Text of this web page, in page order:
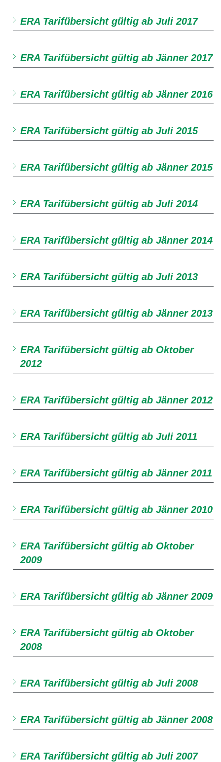
ERA Tarifübersicht gültig ab Juli 2017
ERA Tarifübersicht gültig ab Jänner 2017
ERA Tarifübersicht gültig ab Jänner 2016
ERA Tarifübersicht gültig ab Juli 2015
ERA Tarifübersicht gültig ab Jänner 2015
ERA Tarifübersicht gültig ab Juli 2014
ERA Tarifübersicht gültig ab Jänner 2014
ERA Tarifübersicht gültig ab Juli 2013
ERA Tarifübersicht gültig ab Jänner 2013
ERA Tarifübersicht gültig ab Oktober
2012
ERA Tarifübersicht gültig ab Jänner 2012
ERA Tarifübersicht gültig ab Juli 2011
ERA Tarifübersicht gültig ab Jänner 2011
ERA Tarifübersicht gültig ab Jänner 2010
ERA Tarifübersicht gültig ab Oktober
2009
ERA Tarifübersicht gültig ab Jänner 2009
ERA Tarifübersicht gültig ab Oktober
2008
ERA Tarifübersicht gültig ab Juli 2008
ERA Tarifübersicht gültig ab Jänner 2008
ERA Tarifübersicht gültig ab Juli 2007